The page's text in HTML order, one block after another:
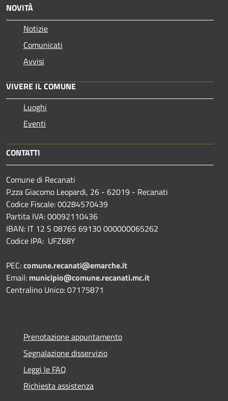
NOVITÀ
Notizie
Comunicati
Avvisi
VIVERE IL COMUNE
Luoghi
Eventi
CONTATTI
Comune di Recanati
P.zza Giacomo Leopardi, 26 - 62019 - Recanati
Codice Fiscale: 00284570439
Partita IVA: 00092110436
IBAN: IT 12 S 08765 69130 000000065262
Codice IPA: UFZ68Y
PEC:comune.recanati@emarche.it
Email: municipio@comune.recanati.mc.it
Centralino Unico: 07175871
Prenotazione appuntamento
Segnalazione disservizio
Leggi le FAQ
Richiesta assistenza